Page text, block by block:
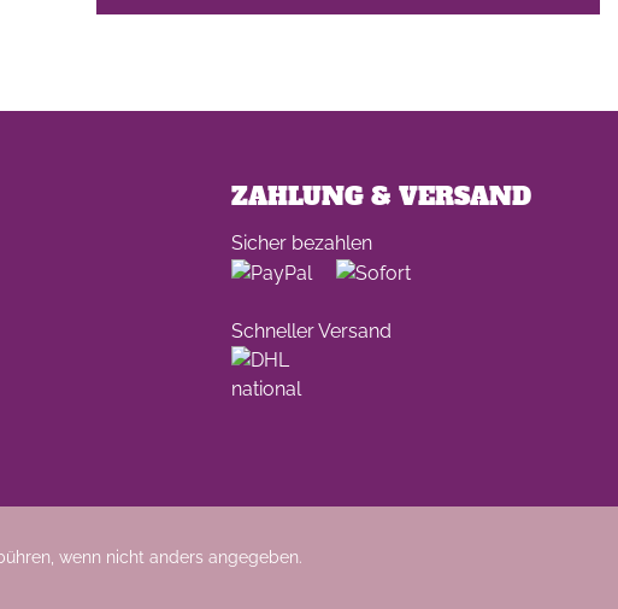
ZAHLUNG & VERSAND
Sicher bezahlen
Schneller Versand
wenn nicht anders angegeben.